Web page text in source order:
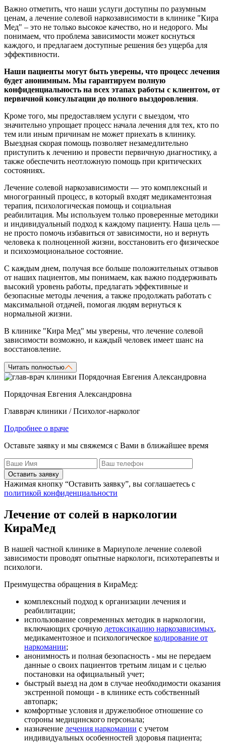
Важно отметить, что наши услуги доступны по разумным
ценам, а лечение солевой наркозависимости в клинике "Кира
Мед" – это не только высокое качество, но и недорого. Мы
понимаем, что проблема зависимости может коснуться
каждого, и предлагаем доступные решения без ущерба для
эффективности.
Наши пациенты могут быть уверены, что процесс лечения
будет анонимным. Мы гарантируем полную
конфиденциальность на всех этапах работы с клиентом, от
первичной консультации до полного выздоровления.
Кроме того, мы предоставляем услуги с выездом, что
значительно упрощает процесс начала лечения для тех, кто по
тем или иным причинам не может приехать в клинику.
Выездная скорая помощь позволяет незамедлительно
приступить к лечению и провести первичную диагностику, а
также обеспечить неотложную помощь при критических
состояниях.
Лечение солевой наркозависимости — это комплексный и
многогранный процесс, в который входят медикаментозная
терапия, психологическая помощь и социальная
реабилитация. Мы используем только проверенные методики
и индивидуальный подход к каждому пациенту. Наша цель —
не просто помочь избавиться от зависимости, но и вернуть
человека к полноценной жизни, восстановить его физическое
и психоэмоциональное состояние.
С каждым днем, получая все больше положительных отзывов
от наших пациентов, мы понимаем, как важно поддерживать
высокий уровень работы, предлагать эффективные и
безопасные методы лечения, а также продолжать работать с
максимальной отдачей, помогая людям вернуться к
нормальной жизни.
В клинике "Кира Мед" мы уверены, что лечение солевой
зависимости возможно, и каждый человек имеет шанс на
восстановление.
Читать полностью
Порядочная Евгения Александровна
Главврач клиники / Психолог-нарколог
Подробнее о враче
Оставьте заявку и мы свяжемся с Вами в ближайшее время
Оставить заявку
Нажимая кнопку “Оставить заявку”, вы соглашаетесь с
политикой конфиденциальности
Лечение от солей в наркологии
КираМед
В нашей частной клинике в Мариуполе лечение солевой
зависимости проводят опытные наркологи, психотерапевты и
психологи.
Преимущества обращения в КираМед:
комплексный подход к организации лечения и
реабилитации;
использование современных методик в наркологии,
включающих срочную детоксикацию наркозависимых,
медикаментозное и психологическое кодирование от
наркомании;
анонимность и полная безопасность - мы не передаем
данные о своих пациентов третьим лицам и с целью
постановки на официальный учет;
быстрый выезд на дом в случае необходимости оказания
экстренной помощи - в клинике есть собственный
автопарк;
комфортные условия и дружелюбное отношение со
стороны медицинского персонала;
назначение лечения наркомании с учетом
индивидуальных особенностей здоровья пациента;